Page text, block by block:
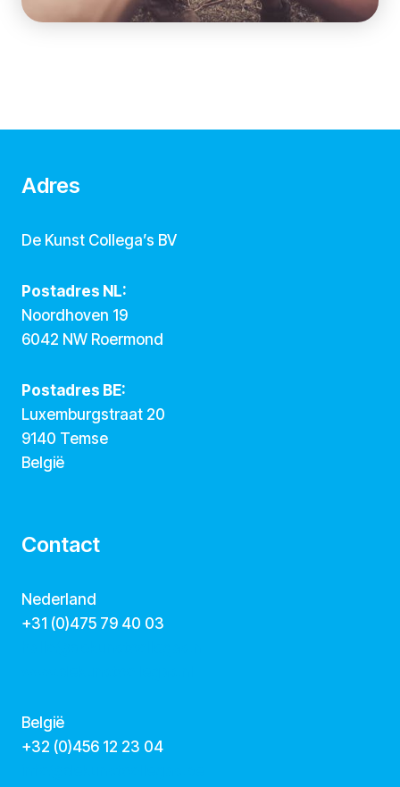
Adres
De Kunst Collega’s BV
Postadres NL:
Noordhoven 19
6042 NW Roermond
Postadres BE:
Luxemburgstraat 20
9140 Temse
België
Contact
Nederland
+31 (0)475 79 40 03
België
‭+32 (0)456 12 23 04‬